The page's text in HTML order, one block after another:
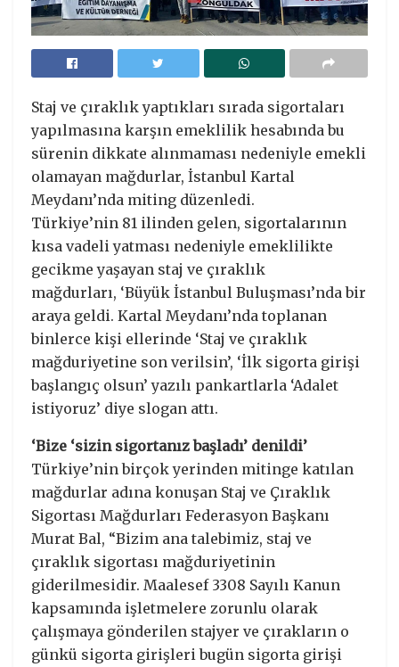
Staj ve çıraklık yaptıkları sırada sigortaları
yapılmasına karşın emeklilik hesabında bu
sürenin dikkate alınmaması nedeniyle emekli
olamayan mağdurlar, İstanbul Kartal
Meydanı’nda miting düzenledi.
Türkiye’nin 81 ilinden gelen, sigortalarının
kısa vadeli yatması nedeniyle emeklilikte
gecikme yaşayan staj ve çıraklık
mağdurları, ‘Büyük İstanbul Buluşması’nda bir
araya geldi. Kartal Meydanı’nda toplanan
binlerce kişi ellerinde ‘Staj ve çıraklık
mağduriyetine son verilsin’, ‘İlk sigorta girişi
başlangıç olsun’ yazılı pankartlarla ‘Adalet
istiyoruz’ diye slogan attı.
‘Bize ‘sizin sigortanız başladı’ denildi’
Türkiye’nin birçok yerinden mitinge katılan
mağdurlar adına konuşan Staj ve Çıraklık
Sigortası Mağdurları Federasyon Başkanı
Murat Bal, “Bizim ana talebimiz, staj ve
çıraklık sigortası mağduriyetinin
giderilmesidir. Maalesef 3308 Sayılı Kanun
kapsamında işletmelere zorunlu olarak
çalışmaya gönderilen stajyer ve çırakların o
günkü sigorta girişleri bugün sigorta girişi